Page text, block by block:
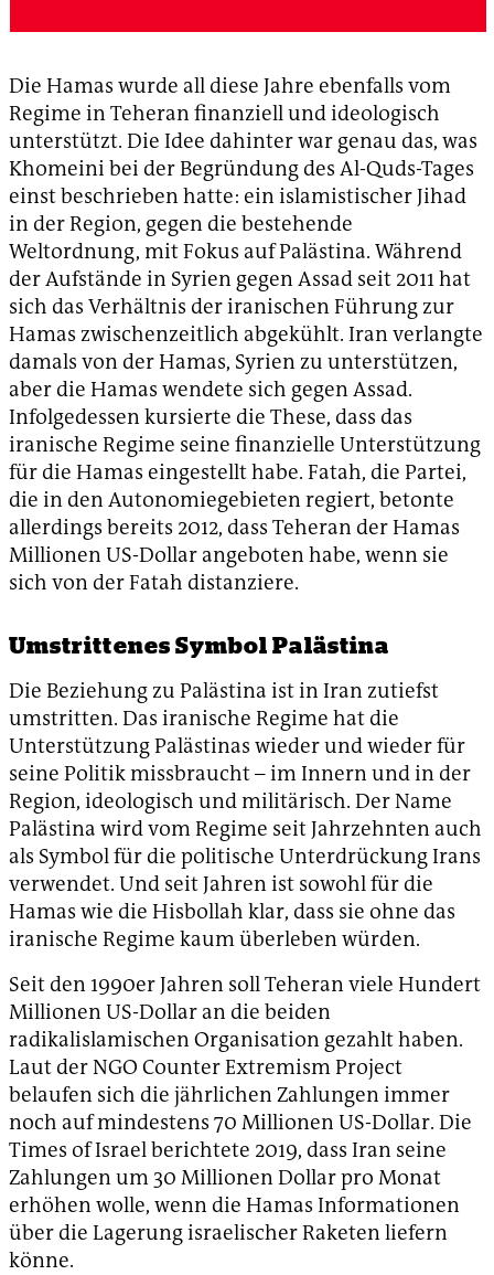
Die Hamas wurde all diese Jahre ebenfalls vom
Regime in Teheran finanziell und ideologisch
unterstützt. Die Idee dahinter war genau das, was
Khomeini bei der Begründung des Al-Quds-Tages
einst beschrieben hatte: ein islamistischer Jihad
in der Region, gegen die bestehende
Weltordnung, mit Fokus auf Palästina. Während
der Aufstände in Syrien gegen Assad seit 2011 hat
sich das Verhältnis der iranischen Führung zur
Hamas zwischenzeitlich abgekühlt. Iran verlangte
damals von der Hamas, Syrien zu unterstützen,
aber die Hamas wendete sich gegen Assad.
Infolgedessen kursierte die These, dass das
iranische Regime seine finanzielle Unterstützung
für die Hamas eingestellt habe. Fatah, die Partei,
die in den Autonomiegebieten regiert, betonte
allerdings bereits 2012, dass Teheran der Hamas
Millionen US-Dollar angeboten habe, wenn sie
sich von der Fatah distanziere.
Umstrittenes Symbol Palästina
Die Beziehung zu Palästina ist in Iran zutiefst
umstritten. Das iranische Regime hat die
Unterstützung Palästinas wieder und wieder für
seine Politik missbraucht – im Innern und in der
Region, ideologisch und militärisch. Der Name
Palästina wird vom Regime seit Jahrzehnten auch
als Symbol für die politische Unterdrückung Irans
verwendet. Und seit Jahren ist sowohl für die
Hamas wie die Hisbollah klar, dass sie ohne das
iranische Regime kaum überleben würden.
Seit den 1990er Jahren soll Teheran viele Hundert
Millionen US-Dollar an die beiden
radikalislamischen Organisation gezahlt haben.
Laut der NGO Counter Extremism Project
belaufen sich die jährlichen Zahlungen immer
noch auf mindestens 70 Millionen US-Dollar. Die
Times of Israel berichtete 2019, dass Iran seine
Zahlungen um 30 Millionen Dollar pro Monat
erhöhen wolle, wenn die Hamas Informationen
über die Lagerung israelischer Raketen liefern
könne.